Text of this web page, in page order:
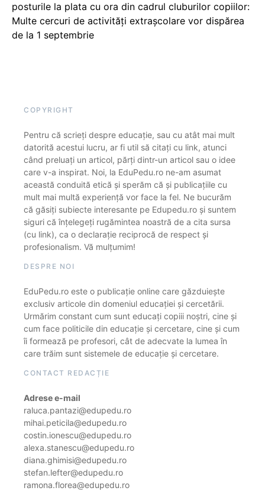
posturile la plata cu ora din cadrul cluburilor copiilor:
Multe cercuri de activități extrașcolare vor dispărea
de la 1 septembrie
COPYRIGHT
Pentru că scrieți despre educație, sau cu atât mai mult
datorită acestui lucru, ar fi util să citați cu link, atunci
când preluați un articol, părți dintr-un articol sau o idee
care v-a inspirat. Noi, la EduPedu.ro ne-am asumat
această conduită etică și sperăm că și publicațiile cu
mult mai multă experiență vor face la fel. Ne bucurăm
că găsiți subiecte interesante pe Edupedu.ro și suntem
siguri că înțelegeți rugămintea noastră de a cita sursa
(cu link), ca o declarație reciprocă de respect și
profesionalism. Vă mulțumim!
DESPRE NOI
EduPedu.ro este o publicație online care găzduiește
exclusiv articole din domeniul educației și cercetării.
Urmărim constant cum sunt educați copiii noștri, cine și
cum face politicile din educație și cercetare, cine și cum
îi formează pe profesori, cât de adecvate la lumea în
care trăim sunt sistemele de educație și cercetare.
CONTACT REDACȚIE
Adrese e-mail
raluca.pantazi@edupedu.ro
mihai.peticila@edupedu.ro
costin.ionescu@edupedu.ro
alexa.stanescu@edupedu.ro
diana.ghimisi@edupedu.ro
stefan.lefter@edupedu.ro
ramona.florea@edupedu.ro